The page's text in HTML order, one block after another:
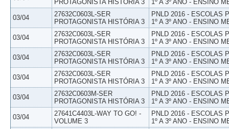
PROTAGONISTA HISTÓRIA 3
1º A 3º ANO - ENSINO
03/04
27632C0603L-SER
PROTAGONISTA HISTÓRIA 3
PNLD 2016 - ESCOLAS
1º A 3º ANO - ENSINO
03/04
27632C0603L-SER
PROTAGONISTA HISTÓRIA 3
PNLD 2016 - ESCOLAS
1º A 3º ANO - ENSINO
03/04
27632C0603L-SER
PROTAGONISTA HISTÓRIA 3
PNLD 2016 - ESCOLAS
1º A 3º ANO - ENSINO
03/04
27632C0603L-SER
PROTAGONISTA HISTÓRIA 3
PNLD 2016 - ESCOLAS
1º A 3º ANO - ENSINO
03/04
27632C0603M-SER
PROTAGONISTA HISTÓRIA 3
PNLD 2016 - ESCOLAS
1º A 3º ANO - ENSINO
03/04
27641C4403L-WAY TO GO! -
VOLUME 3
PNLD 2016 - ESCOLAS
1º A 3º ANO - ENSINO